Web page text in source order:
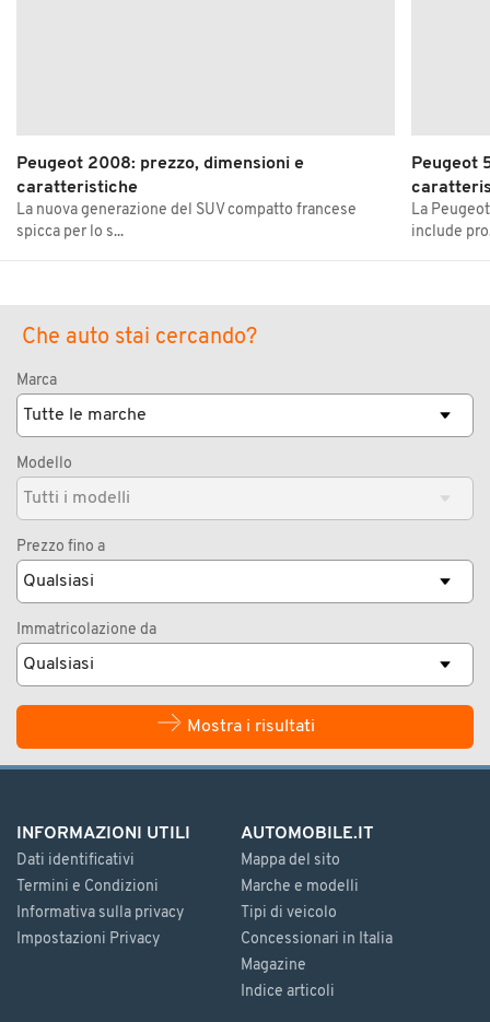
Peugeot 2008: prezzo, dimensioni e
caratteristiche
La nuova generazione del SUV compatto francese
spicca per lo s...
Peugeot
La
include
Che auto stai cercando?
Marca
Modello
Prezzo fino a
Immatricolazione da
Mostra i risultati
INFORMAZIONI UTILI
Dati identificativi
Termini e Condizioni
Informativa sulla privacy
Impostazioni Privacy
AUTOMOBILE.IT
Mappa del sito
Marche e modelli
Tipi di veicolo
Concessionari in Italia
Magazine
Indice articoli